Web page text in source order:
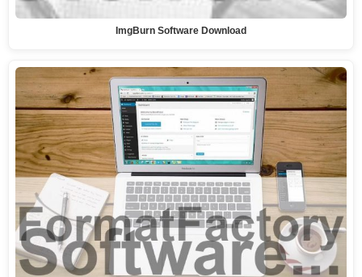
ImgBurn Software Download